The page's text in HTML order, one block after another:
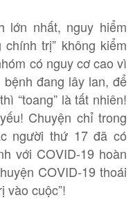
lớn nhất, nguy hiểm
trị” không kiểm
có nguy cơ cao vì
đang lây lan, để
“toang” là tất nhiên!
Chuyện chỉ trong
người thứ 17 đã có
với COVID-19 hoàn
COVID-19 thoái
vào cuộc”!